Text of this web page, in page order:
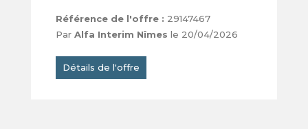
Référence de l'offre : 29147467
Par Alfa Interim Nîmes le 20/04/2026
Détails de l'offre